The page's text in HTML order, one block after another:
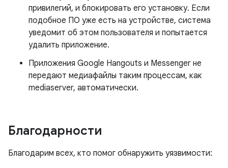
привилегий, и блокировать его установку. Если
подобное ПО уже есть на устройстве, система
уведомит об этом пользователя и попытается
удалить приложение.
Приложения Google Hangouts и Messenger не
передают медиафайлы таким процессам, как
mediaserver, автоматически.
Благодарности
Благодарим всех, кто помог обнаружить уязвимости: